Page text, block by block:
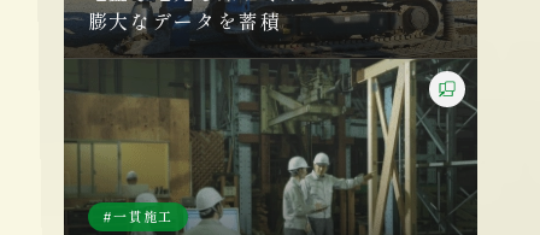
膨大なデータを蓄積
一貫施工